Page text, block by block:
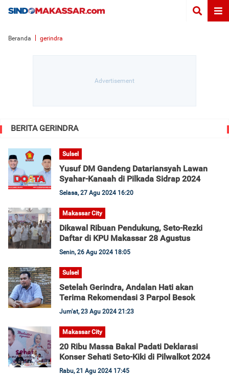
Beranda gerindra
BERITA GERINDRA
Sulsel
Yusuf DM Gandeng Datariansyah Lawan
Syahar-Kanaah di Pilkada Sidrap 2024
Selasa, 27 Agu 2024 16:20
Makassar City
Dikawal Ribuan Pendukung, Seto-Rezki
Daftar di KPU Makassar 28 Agustus
Senin, 26 Agu 2024 18:05
Sulsel
Setelah Gerindra, Andalan Hati akan
Terima Rekomendasi 3 Parpol Besok
Jum'at, 23 Agu 2024 21:23
Makassar City
20 Ribu Massa Bakal Padati Deklarasi
Konser Sehati Seto-Kiki di Pilwalkot 2024
Rabu, 21 Agu 2024 17:45